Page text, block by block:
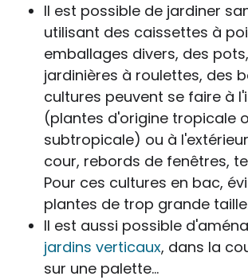
Il est possible de jardiner
utilisant des caissettes à
emballages divers, des
jardinières à roulettes, des
cultures peuvent se faire à
(plantes d'origine tropicale
subtropicale) ou à
cour, rebords de fenêtres,
Pour ces cultures en bac,
plantes de trop grande
Il est aussi possible
jardins verticaux, dans la
sur une palette…